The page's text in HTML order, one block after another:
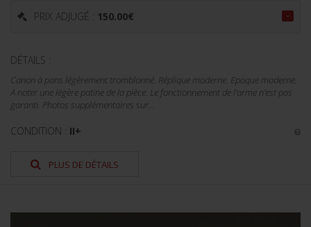
PRIX ADJUGÉ : 150.00€
DÉTAILS :
Canon à pans légèrement tromblonné. Réplique moderne. Epoque moderne.
A noter une légère patine de la pièce. Le fonctionnement de l'arme n'est pas
garanti. Photos supplémentaires sur...
CONDITION : II+
PLUS DE DÉTAILS